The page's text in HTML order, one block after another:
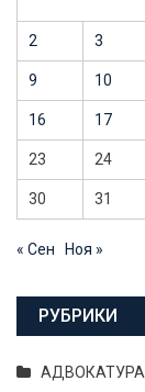
2 3
9 10
16 17
23 24
30 31
« Сен Ноя »
РУБРИКИ
АДВОКАТУРА